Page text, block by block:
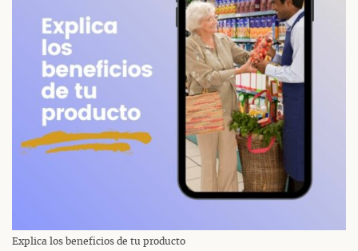
Explica los beneficios de tu producto